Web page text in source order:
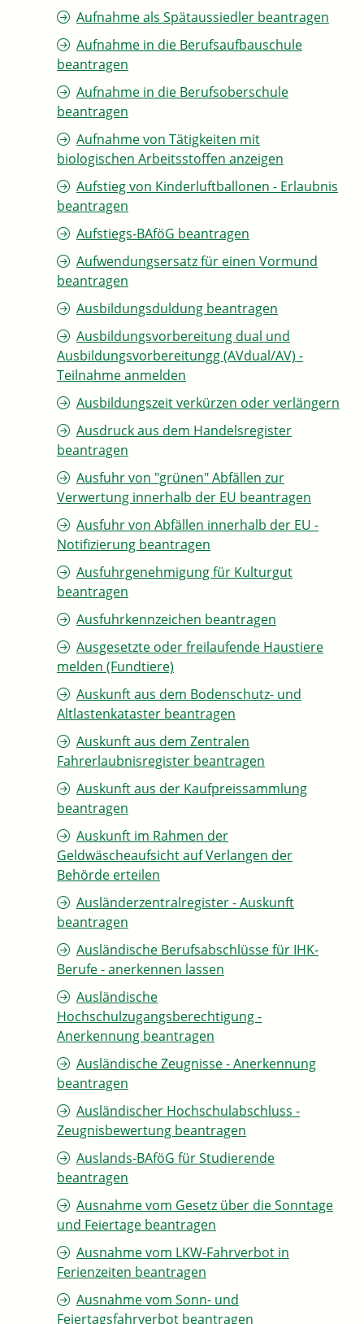
Aufnahme als Spätaussiedler beantragen
Aufnahme in die Berufsaufbauschule
beantragen
Aufnahme in die Berufsoberschule
beantragen
Aufnahme von Tätigkeiten mit
biologischen Arbeitsstoffen anzeigen
Aufstieg von Kinderluftballonen - Erlaubnis
beantragen
Aufstiegs-BAföG beantragen
Aufwendungsersatz für einen Vormund
beantragen
Ausbildungsduldung beantragen
Ausbildungsvorbereitung dual und
Ausbildungsvorbereitungg (AVdual/AV) -
Teilnahme anmelden
Ausbildungszeit verkürzen oder verlängern
Ausdruck aus dem Handelsregister
beantragen
Ausfuhr von "grünen" Abfällen zur
Verwertung innerhalb der EU beantragen
Ausfuhr von Abfällen innerhalb der EU -
Notifizierung beantragen
Ausfuhrgenehmigung für Kulturgut
beantragen
Ausfuhrkennzeichen beantragen
Ausgesetzte oder freilaufende Haustiere
melden (Fundtiere)
Auskunft aus dem Bodenschutz- und
Altlastenkataster beantragen
Auskunft aus dem Zentralen
Fahrerlaubnisregister beantragen
Auskunft aus der Kaufpreissammlung
beantragen
Auskunft im Rahmen der
Geldwäscheaufsicht auf Verlangen der
Behörde erteilen
Ausländerzentralregister - Auskunft
beantragen
Ausländische Berufsabschlüsse für IHK-
Berufe - anerkennen lassen
Ausländische
Hochschulzugangsberechtigung -
Anerkennung beantragen
Ausländische Zeugnisse - Anerkennung
beantragen
Ausländischer Hochschulabschluss -
Zeugnisbewertung beantragen
Auslands-BAföG für Studierende
beantragen
Ausnahme vom Gesetz über die Sonntage
und Feiertage beantragen
Ausnahme vom LKW-Fahrverbot in
Ferienzeiten beantragen
Ausnahme vom Sonn- und
Feiertagsfahrverbot beantragen